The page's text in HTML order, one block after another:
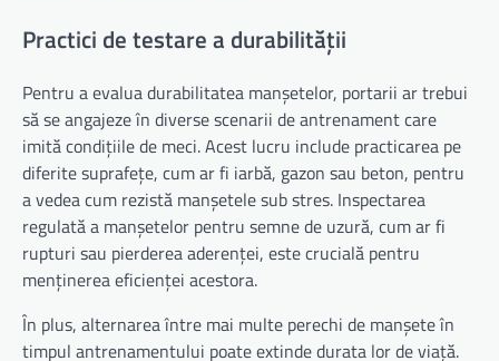
Practici de testare a durabilității
Pentru a evalua durabilitatea manșetelor, portarii ar trebui
să se angajeze în diverse scenarii de antrenament care
imită condițiile de meci. Acest lucru include practicarea pe
diferite suprafețe, cum ar fi iarbă, gazon sau beton, pentru
a vedea cum rezistă manșetele sub stres. Inspectarea
regulată a manșetelor pentru semne de uzură, cum ar fi
rupturi sau pierderea aderenței, este crucială pentru
menținerea eficienței acestora.
În plus, alternarea între mai multe perechi de manșete în
timpul antrenamentului poate extinde durata lor de viață.